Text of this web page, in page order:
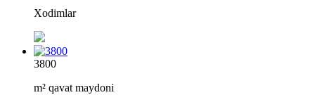
Xodimlar
3800
m² qavat maydoni